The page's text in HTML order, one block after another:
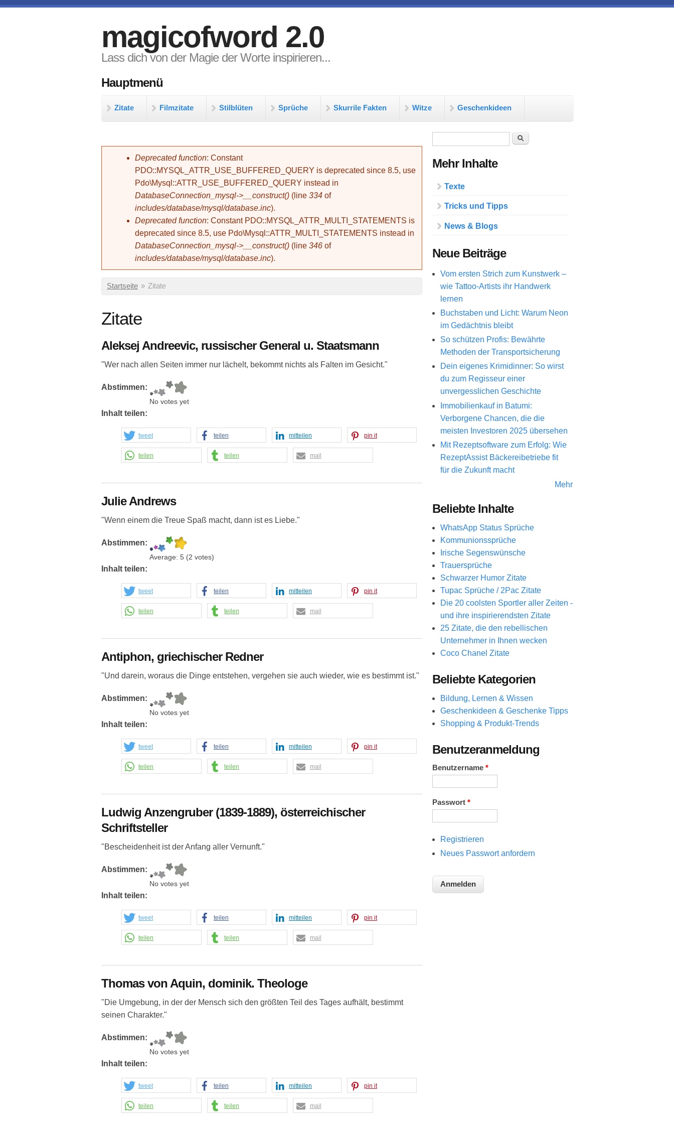
magicofword 2.0
Lass dich von der Magie der Worte inspirieren...
Hauptmenü
Zitate Filmzitate Stilblüten Sprüche Skurrile Fakten Witze Geschenkideen
Fehlermeldung
Deprecated function: Constant
PDO::MYSQL_ATTR_USE_BUFFERED_QUERY is deprecated since 8.5, use
Pdo\Mysql::ATTR_USE_BUFFERED_QUERY instead in
DatabaseConnection_mysql->__construct() (line 334 of
includes/database/mysql/database.inc).
Deprecated function: Constant PDO::MYSQL_ATTR_MULTI_STATEMENTS is
deprecated since 8.5, use Pdo\Mysql::ATTR_MULTI_STATEMENTS instead in
DatabaseConnection_mysql->__construct() (line 346 of
includes/database/mysql/database.inc).
Sie sind hier
Startseite » Zitate
Zitate
Aleksej Andreevic, russischer General u. Staatsmann
"Wer nach allen Seiten immer nur lächelt, bekommt nichts als Falten im Gesicht."
Abstimmen:
No votes yet
Inhalt teilen:
tweet teilen mitteilen pin it
teilen teilen mail
Julie Andrews
"Wenn einem die Treue Spaß macht, dann ist es Liebe."
Abstimmen:
Average: 5 (2 votes)
Inhalt teilen:
tweet teilen mitteilen pin it
teilen teilen mail
Antiphon, griechischer Redner
"Und darein, woraus die Dinge entstehen, vergehen sie auch wieder, wie es bestimmt ist."
Abstimmen:
No votes yet
Inhalt teilen:
tweet teilen mitteilen pin it
teilen teilen mail
Ludwig Anzengruber (1839-1889), österreichischer
Schriftsteller
"Bescheidenheit ist der Anfang aller Vernunft."
Abstimmen:
No votes yet
Inhalt teilen:
tweet teilen mitteilen pin it
teilen teilen mail
Thomas von Aquin, dominik. Theologe
"Die Umgebung, in der der Mensch sich den größten Teil des Tages aufhält, bestimmt
seinen Charakter."
Abstimmen:
No votes yet
Inhalt teilen:
tweet teilen mitteilen pin it
teilen teilen mail
Suche
Mehr Inhalte
Texte
Tricks und Tipps
News & Blogs
Neue Beiträge
Vom ersten Strich zum Kunstwerk –
wie Tattoo-Artists ihr Handwerk
lernen
Buchstaben und Licht: Warum Neon
im Gedächtnis bleibt
So schützen Profis: Bewährte
Methoden der Transportsicherung
Dein eigenes Krimidinner: So wirst
du zum Regisseur einer
unvergesslichen Geschichte
Immobilienkauf in Batumi:
Verborgene Chancen, die die
meisten Investoren 2025 übersehen
Mit Rezeptsoftware zum Erfolg: Wie
RezeptAssist Bäckereibetriebe fit
für die Zukunft macht
Mehr
Beliebte Inhalte
WhatsApp Status Sprüche
Kommunionssprüche
Irische Segenswünsche
Trauersprüche
Schwarzer Humor Zitate
Tupac Sprüche / 2Pac Zitate
Die 20 coolsten Sportler aller Zeiten -
und ihre inspirierendsten Zitate
25 Zitate, die den rebellischen
Unternehmer in Ihnen wecken
Coco Chanel Zitate
Beliebte Kategorien
Bildung, Lernen & Wissen
Geschenkideen & Geschenke Tipps
Shopping & Produkt-Trends
Benutzeranmeldung
Benutzername *
Passwort *
Registrieren
Neues Passwort anfordern